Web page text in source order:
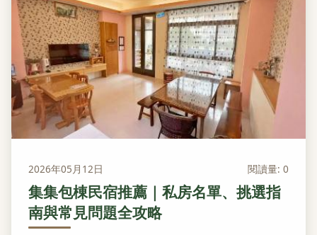
2026年05月12日 閱讀量: 0
集集包棟民宿推薦｜私房名單、挑選指
南與常見問題全攻略